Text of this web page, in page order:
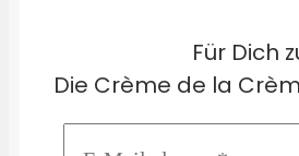
Für Dich
Die Crème de la